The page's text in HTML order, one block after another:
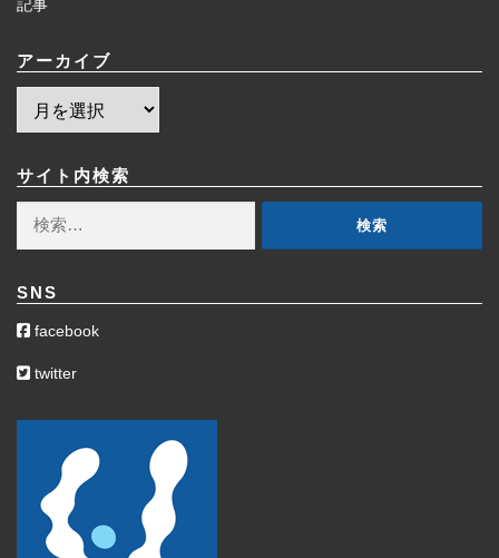
記事
アーカイブ
イ
ブ
サイト内検索
SNS
facebook
twitter